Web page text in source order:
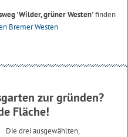
'Wilder, grüner Westen'finden
Bremer Westen
zur gründen?
Fläche!
Die drei ausgewählten,